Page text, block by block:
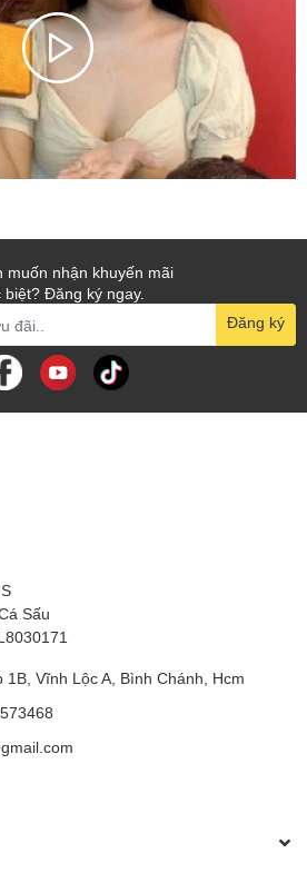
muốn nhận khuyến mãi
biệt? Đăng ký ngay.
Đăng ký
Sấu
1B, Vĩnh Lộc A, Bình Chánh, Hcm